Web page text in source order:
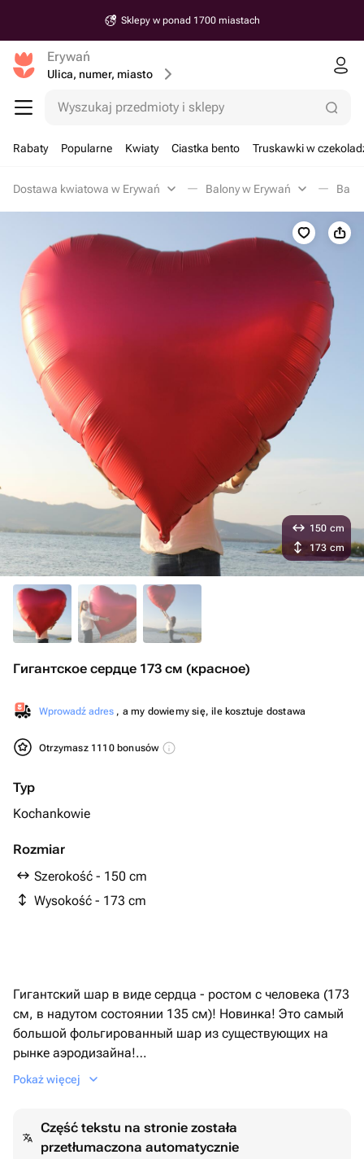
Sklepy w ponad 1700 miastach
Erywań
Ulica, numer, miasto
Wyszukaj przedmioty i sklepy
Rabaty Popularne Kwiaty Ciastka bento Truskawki w
Dostawa kwiatowa w Erywań Balony w Erywań
Гигантское сердце 173 см (красное)
Wprowadź adres , a my dowiemy się, ile kosztuje dostawa
Otrzymasz 1110 bonusów
Typ
Kochankowie
Rozmiar
Szerokość - 150 cm
Wysokość - 173 cm
150 cm
173 cm
Гигантский шар в виде сердца - ростом с человека (173
см, в надутом состоянии 135 см)! Новинка! Это самый
большой фольгированный шар из существующих на
рынке аэродизайна!
Шар надут гелием, что позволяет ему летать
ощупь и радующее глаз!
Если хотите удивить девушку - Вам точно нужен этот
Pokaż więcej
Część tekstu na stronie została
przetłumaczona automatycznie